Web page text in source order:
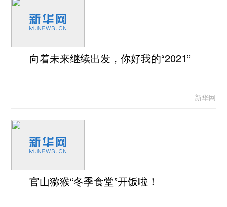
向着未来继续出发，你好我的“2021”
新华网
官山猕猴“冬季食堂”开饭啦！